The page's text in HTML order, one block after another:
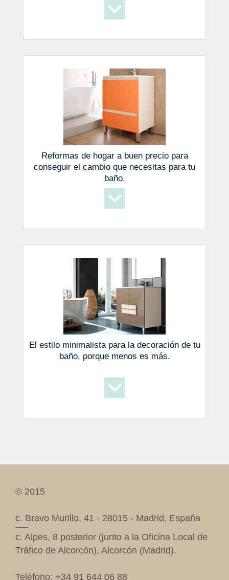
Reformas de hogar a buen precio para
conseguir el cambio que necesitas para tu
baño.
El estilo minimalista para la decoración de tu
baño, porque menos es más.
© 2015
c. Bravo Murillo, 41 - 28015 - Madrid, España
c. Alpes, 8 posterior (junto a la Oficina Local de
Tráfico de Alcorcón), Alcorcón (Madrid).
Teléfono: +34 91 644 06 88